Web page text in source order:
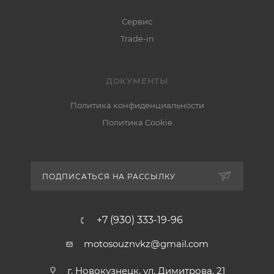
Сервис
Trade-in
ДОКУМЕНТЫ
Политика конфиденциальности
Политика Cookie
ПОДПИСАТЬСЯ НА РАССЫЛКУ
+7 (930) 333-19-96
motosouznvkz@gmail.com
г. Новокузнецк, ул. Димитрова, 21